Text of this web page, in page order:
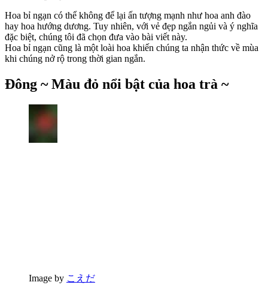
Hoa bỉ ngạn có thể không để lại ấn tượng mạnh như hoa anh đào
hay hoa hướng dương. Tuy nhiên, với vẻ đẹp ngắn ngủi và ý nghĩa
đặc biệt, chúng tôi đã chọn đưa vào bài viết này.
Hoa bỉ ngạn cũng là một loài hoa khiến chúng ta nhận thức về mùa
khi chúng nở rộ trong thời gian ngắn.
Đông ~ Màu đỏ nổi bật của hoa trà ~
Image by こえだ